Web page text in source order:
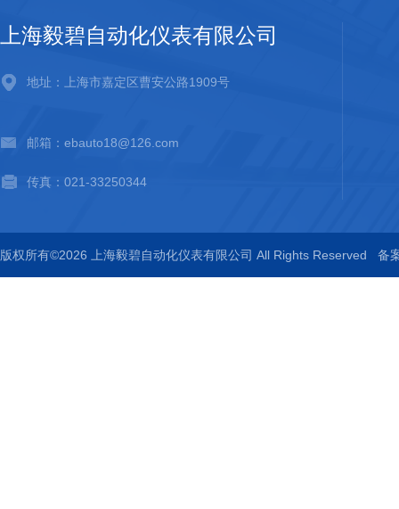
上海毅碧自动化仪表有限公司
地址：上海市嘉定区曹安公路1909号
邮箱：ebauto18@126.com
传真：021-33250344
版权所有©2026 上海毅碧自动化仪表有限公司 All Rights Reserved 备